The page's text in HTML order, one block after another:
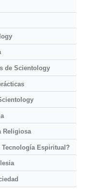
de Scientology
Religiosa
Tecnología Espiritual?